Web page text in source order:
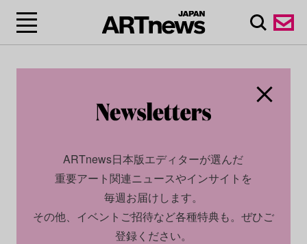
ARTnews日本版エディターが選んだ
重要アート関連ニュースやインサイトを
毎週お届けします。
その他、イベントご招待など各種特典も。ぜひご
登録ください。